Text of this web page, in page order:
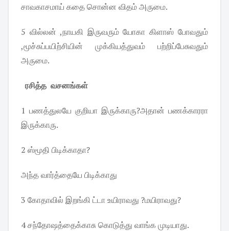
சாவகாசமாய் கதை சொன்ன விதம் அருமை.
5 வில்லன் ,நாயகி இருவரும் யோகா கிளாஸ் போவதும்
,மூச்சுப்பயிற்சியின் முக்கியத்துவம் பற்றிப்பேசுவதும்
அருமை.
ரசித்த வசனங்கள்
1 பணத்துலயே குறியா இருக்காரு?அதான் பணக்காரரா
இருக்காரு.
2 ஸ்மூதி பிடிக்காதா?
அந்த வார்த்தையே பிடிக்காது
3 கோதாவில் இறங்கி ட்டா உயிராவது ?மயிராவது?
4 சந்தோஷத்தைக்காசு கொடுத்து வாங்க முடியாது.